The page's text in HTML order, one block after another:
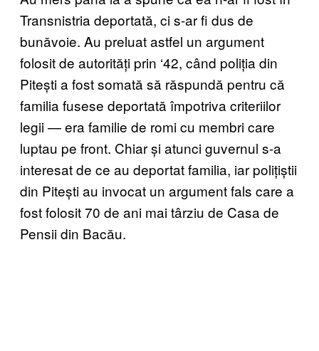
Transnistria deportată, ci s-ar fi dus de
bunăvoie. Au preluat astfel un argument
folosit de autorități prin ‘42, când poliția din
Pitești a fost somată să răspundă pentru că
familia fusese deportată împotriva criteriilor
legii — era familie de romi cu membri care
luptau pe front. Chiar și atunci guvernul s-a
interesat de ce au deportat familia, iar polițiștii
din Pitești au invocat un argument fals care a
fost folosit 70 de ani mai târziu de Casa de
Pensii din Bacău.